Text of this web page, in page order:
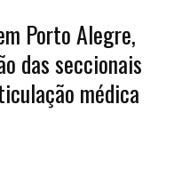
Porto Alegre,
das seccionais
médica